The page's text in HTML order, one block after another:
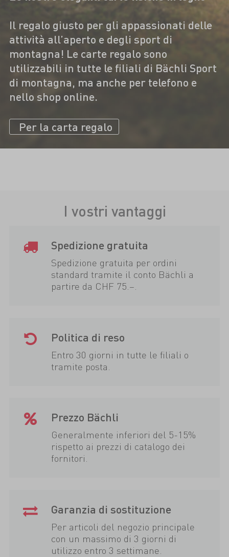
Il regalo giusto per gli appassionati delle
attività all’aperto e degli sport di
montagna! Le carte regalo sono
utilizzabili in tutte le filiali di Bächli Sport
di montagna, ma anche per telefono e
nello shop online.
Per la carta regalo
I vostri vantaggi
Spedizione gratuita
Spedizione gratuita per ordini
standard tramite il conto Bächli a
partire da CHF 75.–.
Politica di reso
Entro 30 giorni in tutte le filiali o
tramite posta.
Prezzo Bächli
Generalmente inferiori del 5-15%
rispetto ai prezzi di catalogo dei
fornitori.
Garanzia di sostituzione
Per articoli del negozio principale
con un massimo di 3 giorni di
utilizzo entro 3 settimane.